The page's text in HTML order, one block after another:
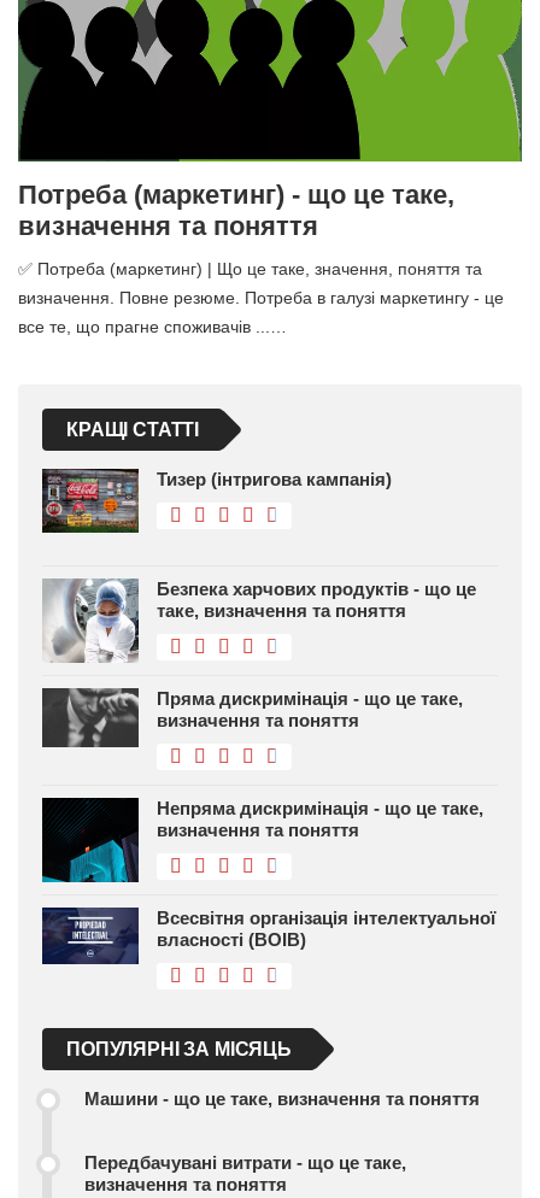
Потреба (маркетинг) - що це таке,
визначення та поняття
✅ Потреба (маркетинг) | Що це таке, значення, поняття та
визначення. Повне резюме. Потреба в галузі маркетингу - це
все те, що прагне споживачів ...…
КРАЩІ СТАТТІ
Тизер (інтригова кампанія)
Безпека харчових продуктів - що це
таке, визначення та поняття
Пряма дискримінація - що це таке,
визначення та поняття
Непряма дискримінація - що це таке,
визначення та поняття
Всесвітня організація інтелектуальної
власності (ВОІВ)
ПОПУЛЯРНІ ЗА МІСЯЦЬ
Машини - що це таке, визначення та поняття
Передбачувані витрати - що це таке,
визначення та поняття